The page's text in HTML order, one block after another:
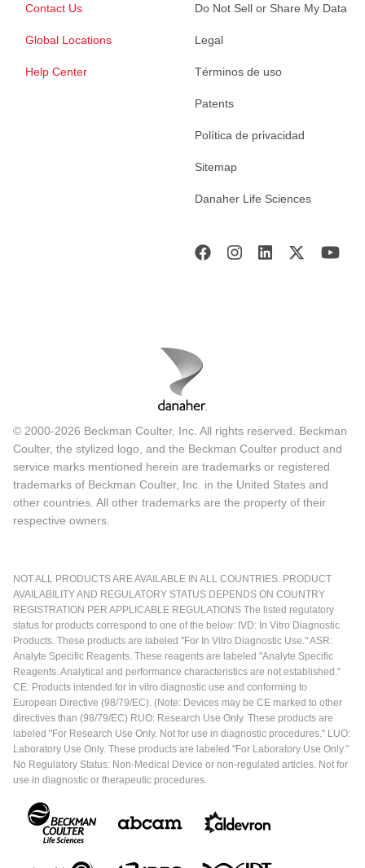
Contact Us
Global Locations
Help Center
Do Not Sell or Share My Data
Legal
Términos de uso
Patents
Política de privacidad
Sitemap
Danaher Life Sciences
© 2000-2026 Beckman Coulter, Inc. All rights reserved. Beckman
Coulter, the stylized logo, and the Beckman Coulter product and
service marks mentioned herein are trademarks or registered
trademarks of Beckman Coulter, Inc. in the United States and
other countries. All other trademarks are the property of their
respective owners.
NOT ALL PRODUCTS ARE AVAILABLE IN ALL COUNTRIES. PRODUCT
AVAILABILITY AND REGULATORY STATUS DEPENDS ON COUNTRY
REGISTRATION PER APPLICABLE REGULATIONS The listed regulatory
status for products correspond to one of the below: IVD: In Vitro Diagnostic
Products. These products are labeled "For In Vitro Diagnostic Use." ASR:
Analyte Specific Reagents. These reagents are labeled "Analyte Specific
Reagents. Analytical and performance characteristics are not established."
CE: Products intended for in vitro diagnostic use and conforming to
European Directive (98/79/EC). (Note: Devices may be CE marked to other
directives than (98/79/EC) RUO: Research Use Only. These products are
labeled "For Research Use Only. Not for use in diagnostic procedures." LUO:
Laboratory Use Only. These products are labeled "For Laboratory Use Only."
No Regulatory Status: Non-Medical Device or non-regulated articles. Not for
use in diagnostic or therapeutic procedures.